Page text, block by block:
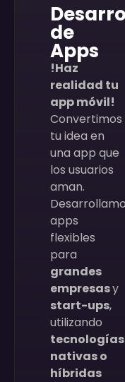
de
Apps
!Haz
realidad tu
app móvil!
Convertimos
tu idea en
una app que
los usuarios
aman.
apps
flexibles
para
grandes
empresasy
start-ups,
utilizando
tecnologías
nativas o
híbridas